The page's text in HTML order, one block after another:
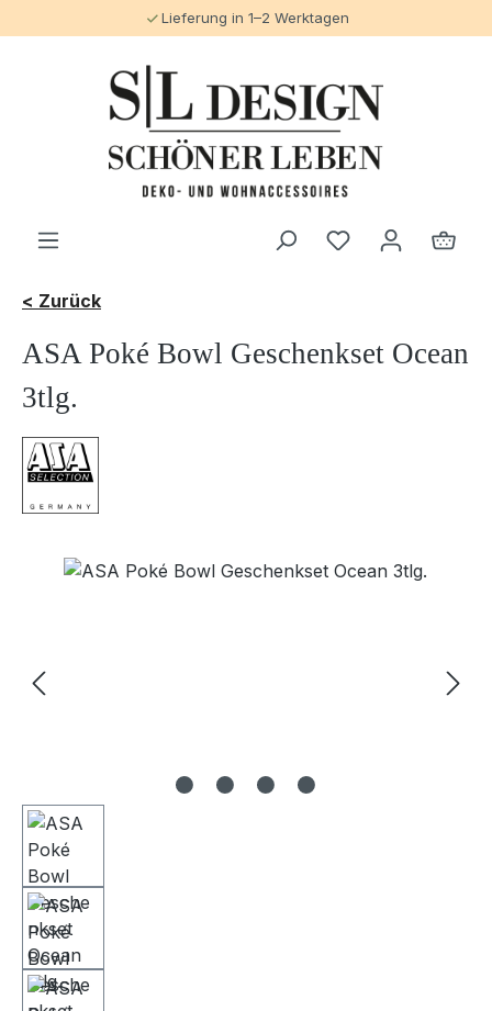
Lieferung in 1–2 Werktagen
< Zurück
ASA Poké Bowl Geschenkset Ocean
3tlg.
Bildergalerie überspringen